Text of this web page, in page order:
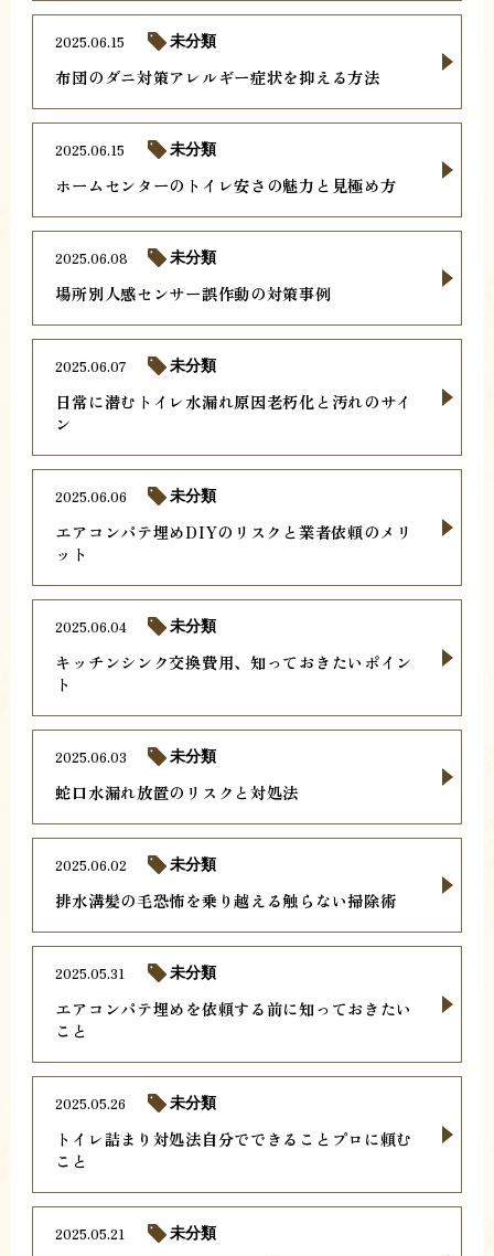
布団のダニ対策アレルギー症状を抑える方法
2025.06.15 未分類
ホームセンターのトイレ安さの魅力と見極め方
2025.06.15 未分類
場所別人感センサー誤作動の対策事例
2025.06.08 未分類
日常に潜むトイレ水漏れ原因老朽化と汚れのサイ
ン
2025.06.07 未分類
エアコンパテ埋めDIYのリスクと業者依頼のメリ
ット
2025.06.06 未分類
キッチンシンク交換費用、知っておきたいポイン
ト
2025.06.04 未分類
蛇口水漏れ放置のリスクと対処法
2025.06.03 未分類
排水溝髪の毛恐怖を乗り越える触らない掃除術
2025.06.02 未分類
エアコンパテ埋めを依頼する前に知っておきたい
こと
2025.05.31 未分類
トイレ詰まり対処法自分でできることプロに頼む
こと
2025.05.26 未分類
2025.05.21 未分類